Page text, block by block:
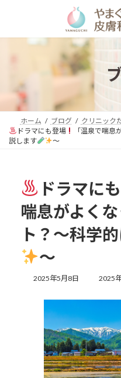
ン
プ
ー
動
ホーム ブログ
クリニック
ドラマにも登場
「温泉で喘
説します
～
ドラマに
喘息がよく
ト？～科学
～
2025年5月8日
最
更
時
:
2025